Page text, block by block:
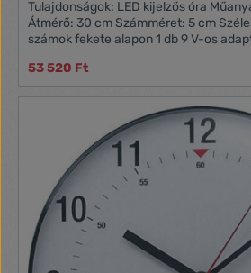
Tulajdonságok: LED kijelzős óra Műanyag keret és előlap
Átmérő: 30 cm Számméret: 5 cm
számok fekete alapon 1 db 9 V-os
53 520 Ft